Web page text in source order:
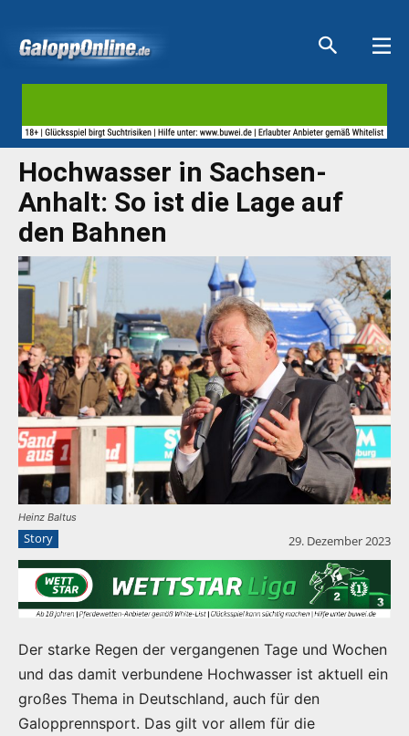
Hochwasser in Sachsen-
Anhalt: So ist die Lage auf
den Bahnen
Heinz Baltus
Story 29. Dezember 2023
Der starke Regen der vergangenen Tage und Wochen
und das damit verbundene Hochwasser ist aktuell ein
großes Thema in Deutschland, auch für den
Galopprennsport. Das gilt vor allem für die